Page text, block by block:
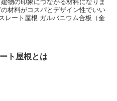
物の印象につながる材料になりま
材料がコスパとデザイン性でいい
レート屋根 ガルバニウム合板（金
ト屋根とは